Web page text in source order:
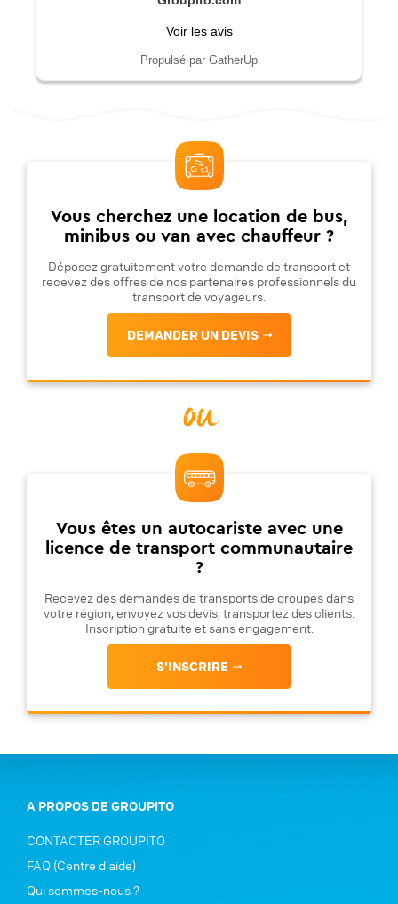
Voir les avis
Propulsé par GatherUp
Vous cherchez une location de bus,
minibus ou van avec chauffeur ?
Déposez gratuitement votre demande de transport et
recevez des offres de nos partenaires professionnels du
transport de voyageurs.
DEMANDER UN DEVIS
ou
Vous êtes un autocariste avec une
licence de transport communautaire
?
Recevez des demandes de transports de groupes dans
votre région, envoyez vos devis, transportez des clients.
Inscription gratuite et sans engagement.
S'INSCRIRE
A PROPOS DE GROUPITO
CONTACTER GROUPITO
FAQ (Centre d'aide)
Qui sommes-nous ?